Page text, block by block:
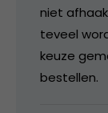
niet
teveel
keuze
bestellen.